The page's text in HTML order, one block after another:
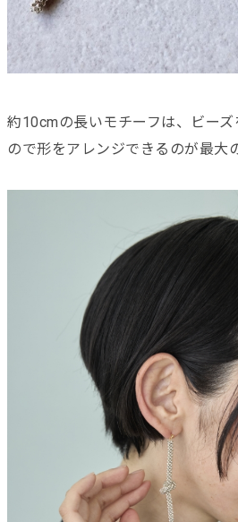
約10cmの長いモチーフは、ビー
ので形をアレンジできるのが最大